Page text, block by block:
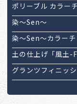
ポリーブル カラー
染～Sen～
染～Sen～カラーチ
土の仕上げ「風土-
グランツフィニッ